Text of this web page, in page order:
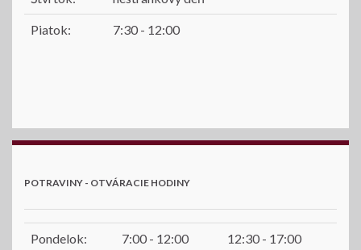
Piatok: 7:30 - 12:00
POTRAVINY - OTVÁRACIE HODINY
Pondelok: 7:00 - 12:00 12:30 - 17:00